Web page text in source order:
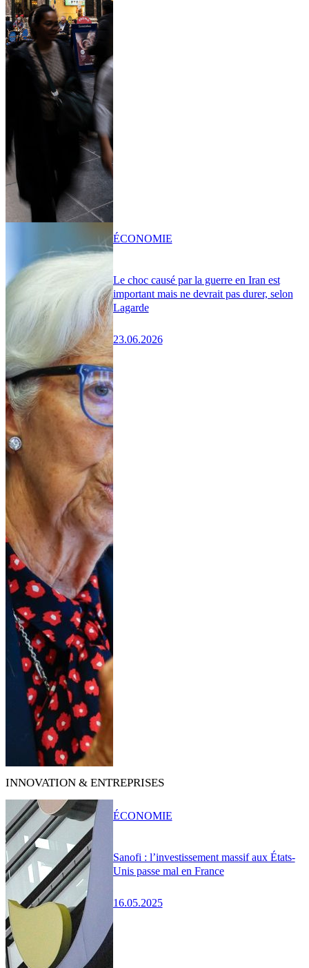
Le choc causé par la guerre en Iran est
important mais ne devrait pas durer, selon
Lagarde
23.06.2026
ÉCONOMIE
INNOVATION & ENTREPRISES
Sanofi : l’investissement massif aux États-
Unis passe mal en France
16.05.2025
ÉCONOMIE